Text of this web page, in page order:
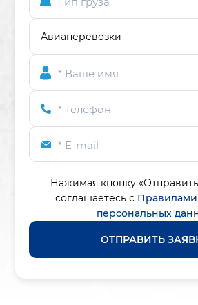
* Ваше имя
* Телефон
* E-mail
Нажимая кнопку «Отправить
соглашаетесь с Правилами
персональных
ОТПРАВИТЬ